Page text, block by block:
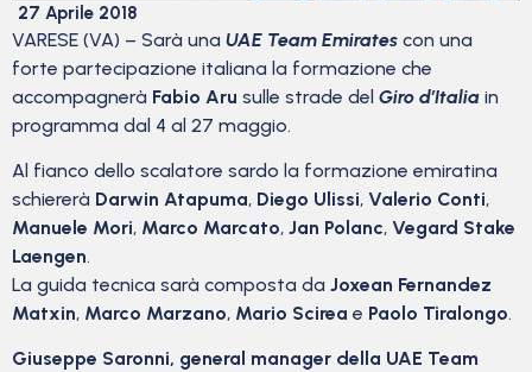
27 Aprile 2018
VARESE (VA) – Sarà una UAE Team Emirates con una
forte partecipazione italiana la formazione che
accompagnerà Fabio Aru sulle strade del Giro d’Italia in
programma dal 4 al 27 maggio.
Al fianco dello scalatore sardo la formazione emiratina
schiererà Darwin Atapuma, Diego Ulissi, Valerio Conti,
Manuele Mori, Marco Marcato, Jan Polanc, Vegard Stake
Laengen.
La guida tecnica sarà composta da Joxean Fernandez
Matxin, Marco Marzano, Mario Scirea e Paolo Tiralongo.
Giuseppe Saronni, general manager della UAE Team